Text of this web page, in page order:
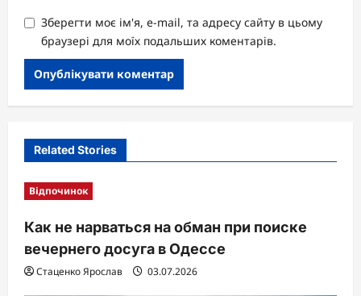
Зберегти моє ім'я, e-mail, та адресу сайту в цьому
браузері для моїх подальших коментарів.
Related Stories
Відпочинок
Как не нарваться на обман при поиске
вечернего досуга в Одессе
Стаценко Ярослав 03.07.2026